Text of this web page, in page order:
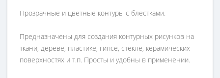
Прозрачные и цветные контуры с блестками.
Предназначены для создания контурных рисунков на
ткани, дереве, пластике, гипсе, стекле, керамических
поверхностях и т.п. Просты и удобны в применении.